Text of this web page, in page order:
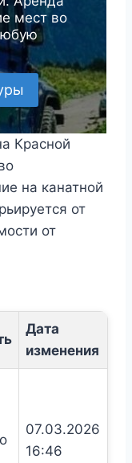
мест во
Красной
на канатной
от
от
Дата
изменения
07.03.2026
16:46